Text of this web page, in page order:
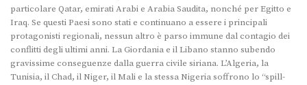
particolare Qatar, emirati Arabi e Arabia Saudita, nonché per Egitto e
Iraq. Se questi Paesi sono stati e continuano a essere i principali
protagonisti regionali, nessun altro è parso immune dal contagio dei
conflitti degli ultimi anni. La Giordania e il Libano stanno subendo
gravissime conseguenze dalla guerra civile siriana. L’Algeria, la
Tunisia, il Chad, il Niger, il Mali e la stessa Nigeria soffrono lo “spill-